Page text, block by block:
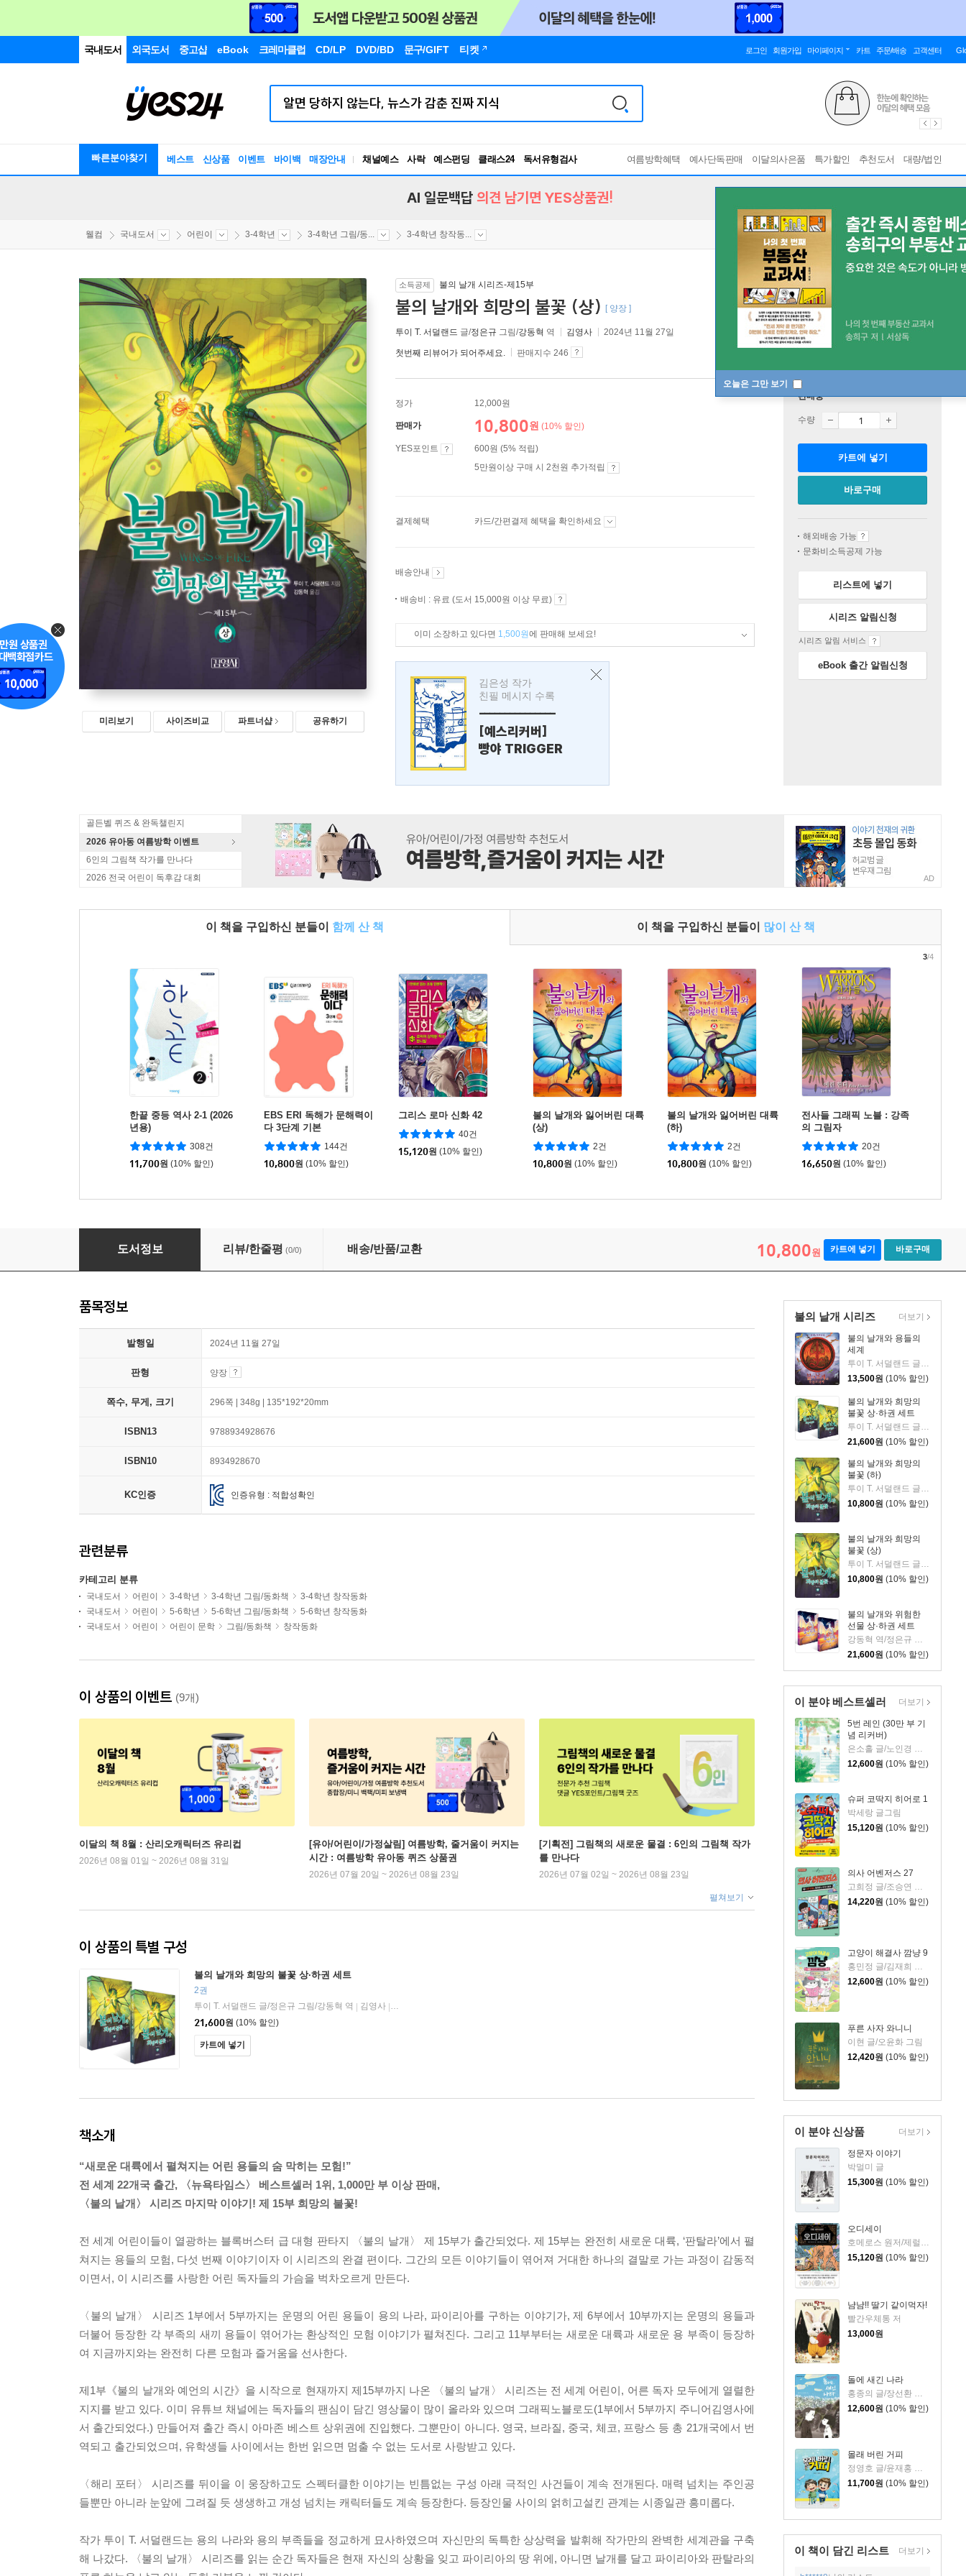
국내도서 외국도서 중고샵 eBook 크레마클럽 CD/LP DVD/BD 문구/GIFT 티켓 로그인 회원가입 마이페이지 카트 주문/배송 고객센터
빠른분야찾기 베스트 신상품 이벤트 바이백 매장안내 채널예스 사락 예스펀딩 클래스24
RBTI Lab
독서유형검사
여름방학혜택 예사단독판매 이달의사은품 특가할인 추천도서 대량/법인
오늘은 그만 보기
AI 일문백답 의견 남기면 YES상품권!
웰컴 국내도서 어린이 3-4학년 3-4학년 그림/동... 3-4학년 창작동...
미리보기 사이즈비교 파트너샵 공유하기
소득공제 불의 날개 시리즈-제15부
불의 날개와 희망의 불꽃 (상) [ 양장 ]
투이 T. 서덜랜드 글/정은규 그림/강동혁 역 김영사 2024년 11월 27일
첫번째 리뷰어가 되어주세요. 판매지수 246
정가 12,000원
판매가 10,800원 (10% 할인)
YES포인트
600원 (5% 적립)
5만원이상 구매 시 2천원 추가적립
결제혜택 카드/간편결제 혜택을 확인하세요
배송안내
배송비 : 유료 (도서 15,000원 이상 무료)
이미 소장하고 있다면 1,500원에 판매해 보세요!
김은성 작가
친필 메시지 수록
---------------
[예스리커버]
빵야 TRIGGER
판매중
수량
카트에 넣기
바로구매
해외배송 가능
문화비소득공제 가능
리스트에 넣기
시리즈 알림신청
시리즈 알림 서비스
eBook 출간 알림신청
골든벨 퀴즈 & 완독챌린지
2026 유아동 여름방학 이벤트
6인의 그림책 작가를 만나다
2026 전국 어린이 독후감 대회
AD
이 책을 구입하신 분들이 함께 산 책 이 책을 구입하신 분들이 많이 산 책
한끝 중등 역사 2-1 (2026
년용)
308건
11,700원 (10% 할인)
EBS ERI 독해가 문해력이
다 3단계 기본
144건
10,800원 (10% 할인)
그리스 로마 신화 42
40건
15,120원 (10% 할인)
불의 날개와 잃어버린 대륙
(상)
2건
10,800원 (10% 할인)
불의 날개와 잃어버린 대륙
(하)
2건
10,800원 (10% 할인)
전사들 그래픽 노블 : 강족
의 그림자
20건
16,650원 (10% 할인)
3/4
불의 날개와 희망의 불꽃 (상)
도서정보 리뷰/한줄평 (0/0) 배송/반품/교환 10,800원 카트에 넣기 바로구매
불의 날개 시리즈
불의 날개와 용들의
세계
투이 T. 서덜랜드 글/조이 앙 그림/강동혁 역
13,500원 (10% 할인)
불의 날개와 희망의
불꽃 상·하권 세트
투이 T. 서덜랜드 글/정은규 그림/강동혁 역
21,600원 (10% 할인)
불의 날개와 희망의
불꽃 (하)
투이 T. 서덜랜드 글/정은규 그림/강동혁 역
10,800원 (10% 할인)
불의 날개와 희망의
불꽃 (상)
투이 T. 서덜랜드 글/정은규 그림/강동혁 역
10,800원 (10% 할인)
불의 날개와 위험한
선물 상·하권 세트
강동혁 역/정은규 그림/투이 T. 서덜랜드 글
21,600원 (10% 할인)
더보기
이 분야 베스트셀러
5번 레인 (30만 부 기
념 리커버)
은소홀 글/노인경 그림
12,600원 (10% 할인)
슈퍼 코딱지 히어로 1
박세랑 글그림
15,120원 (10% 할인)
의사 어벤저스 27
14,220원 (10% 할인)
고양이 해결사 깜냥 9
홍민정 글/김재희 그림
12,600원 (10% 할인)
푸른 사자 와니니
이현 글/오윤화 그림
12,420원 (10% 할인)
더보기
이 분야 신상품
정문자 이야기
박멀미 글
15,300원 (10% 할인)
오디세이
15,120원 (10% 할인)
냠냠!! 딸기 같이먹자!
빨간우체통 저
13,000원
돌에 새긴 나라
홍종의 글/장선환 그림
12,600원 (10% 할인)
몰래 버린 거피
정영호 글/윤재홍 그림
11,700원 (10% 할인)
더보기
이 책이 담긴 리스트 더보기
품목정보
발행일 2024년 11월 27일
판형 양장
쪽수, 무게, 크기 296쪽 | 348g | 135*192*20mm
ISBN13 9788934928676
ISBN10 8934928670
KC인증 인증유형 : 적합성확인
관련분류
카테고리 분류
국내도서 어린이 3-4학년 3-4학년 그림/동화책
3-4학년 창작동화
국내도서
어린이 5-6학년 5-6학년 그림/동화책
5-6학년 창작동화
국내도서
어린이 어린이 문학 그림/동화책 창작동화
이 상품의 이벤트 (9개)
이달의 책 8월 : 산리오캐릭터즈 유리컵
2026년 08월 01일 ~ 2026년 08월 31일
[유아/어린이/가정살림] 여름방학, 줄거움이 커지는
시간 : 여름방학 유아동 퀴즈 상품권
2026년 07월 20일 ~ 2026년 08월 23일
[기획전] 그림책의 새로운 물결 : 6인의 그림책 작가
를 만나다
2026년 07월 02일 ~ 2026년 08월 23일
펼쳐보기
이 상품의 특별 구성
불의 날개와 희망의 불꽃 상·하권 세트
2권
투이 T. 서덜랜드 글/정은규 그림/강동혁 역
김영사
2024년 11월 27일
21,600원 (10% 할인)
카트에 넣기
책소개
“새로운 대륙에서 펼쳐지는 어린 용들의 숨 막히는 모험!”
전 세계 22개국 출간, 〈뉴욕타임스〉 베스트셀러 1위, 1,000만 부 이상 판매,
〈불의 날개〉 시리즈 마지막 이야기! 제 15부 희망의 불꽃!
전 세계 어린이들이 열광하는 블록버스터 급 대형 판타지 〈불의 날개〉 제 15부가 출간되었다. 제 15부는 완전히 새로운 대륙, ‘판탈라’에서 펼
쳐지는 용들의 모험, 다섯 번째 이야기이자 이 시리즈의 완결 편이다. 그간의 모든 이야기들이 엮어져 거대한 하나의 결말로 가는 과정이 감동적
이면서, 이 시리즈를 사랑한 어린 독자들의 가슴을 벅차오르게 만든다.
〈불의 날개〉 시리즈 1부에서 5부까지는 운명의 어린 용들이 용의 나라, 파이리아를 구하는 이야기가, 제 6부에서 10부까지는 운명의 용들과
더불어 등장한 각 부족의 새끼 용들이 엮어가는 환상적인 모험 이야기가 펼쳐진다. 그리고 11부부터는 새로운 대륙과 새로운 용 부족이 등장하
여 지금까지와는 완전히 다른 모험과 즐거움을 선사한다.
제1부《불의 날개와 예언의 시간》을 시작으로 현재까지 제15부까지 나온 〈불의 날개〉 시리즈는 전 세계 어린이, 어른 독자 모두에게 열렬한
지지를 받고 있다. 이미 유튜브 채널에는 독자들의 팬심이 담긴 영상물이 많이 올라와 있으며 그래픽노블로도(1부에서 5부까지 주니어김영사에
서 출간되었다.) 만들어져 출간 즉시 아마존 베스트 상위권에 진입했다. 그뿐만이 아니다. 영국, 브라질, 중국, 체코, 프랑스 등 총 21개국에서 번
역되고 출간되었으며, 유학생들 사이에서는 한번 읽으면 멈출 수 없는 도서로 사랑받고 있다.
〈해리 포터〉 시리즈를 뒤이을 이 웅장하고도 스펙터클한 이야기는 빈틈없는 구성 아래 극적인 사건들이 계속 전개된다. 매력 넘치는 주인공
들뿐만 아니라 눈앞에 그려질 듯 생생하고 개성 넘치는 캐릭터들도 계속 등장한다. 등장인물 사이의 얽히고설킨 관계는 시종일관 흥미롭다.
작가 투이 T. 서덜랜드는 용의 나라와 용의 부족들을 정교하게 묘사하였으며 자신만의 독특한 상상력을 발휘해 작가만의 완벽한 세계관을 구축
해 나갔다. 〈불의 날개〉 시리즈를 읽는 순간 독자들은 현재 자신의 상황을 잊고 파이리아의 땅 위에, 아니면 날개를 달고 파이리아와 판탈라의